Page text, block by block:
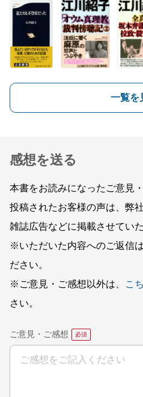
一覧を
感想を送る
本書をお読みになったご意見
投稿されたお客様の声は、弊
雑誌広告などに掲載させてい
※いただいた内容へのご返信
ださい。
※ご意見・ご感想以外は、
こ
さい。
ご意見・ご感想